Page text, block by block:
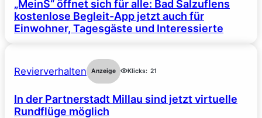
„MeinS“ öffnet sich für alle: Bad Salzuflens
kostenlose Begleit-App jetzt auch für
Einwohner, Tagesgäste und Interessierte
Revierverhalten Anzeige Klicks: 21
In der Partnerstadt Millau sind jetzt virtuelle
Rundflüge möglich